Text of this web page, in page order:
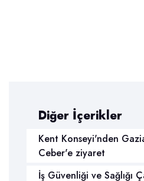
Diğer İçerikler
Kent Konseyi'nden
Ceber'e ziyaret
İş Güvenliği ve Sağlığı